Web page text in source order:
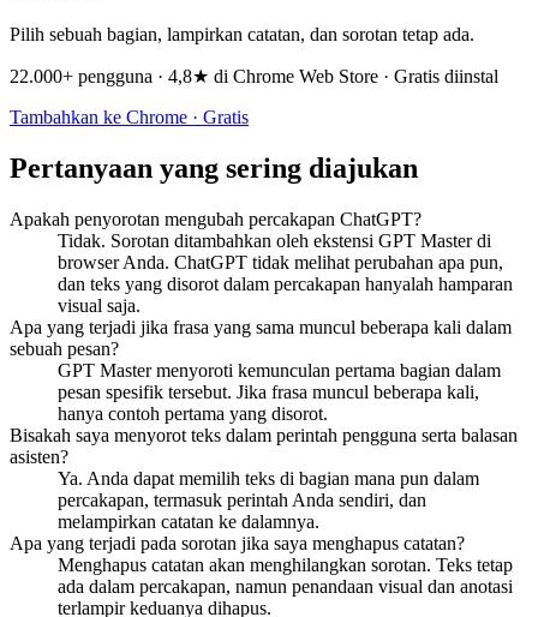
Pilih sebuah bagian, lampirkan catatan, dan sorotan tetap ada.
22.000+ pengguna · 4,8★ di Chrome Web Store · Gratis diinstal
Tambahkan ke Chrome · Gratis
Pertanyaan yang sering diajukan
Apakah penyorotan mengubah percakapan ChatGPT?
Tidak. Sorotan ditambahkan oleh ekstensi GPT Master di
browser Anda. ChatGPT tidak melihat perubahan apa pun,
dan teks yang disorot dalam percakapan hanyalah hamparan
visual saja.
Apa yang terjadi jika frasa yang sama muncul beberapa kali dalam
sebuah pesan?
GPT Master menyoroti kemunculan pertama bagian dalam
pesan spesifik tersebut. Jika frasa muncul beberapa kali,
hanya contoh pertama yang disorot.
Bisakah saya menyorot teks dalam perintah pengguna serta balasan
asisten?
Ya. Anda dapat memilih teks di bagian mana pun dalam
percakapan, termasuk perintah Anda sendiri, dan
melampirkan catatan ke dalamnya.
Apa yang terjadi pada sorotan jika saya menghapus catatan?
Menghapus catatan akan menghilangkan sorotan. Teks tetap
ada dalam percakapan, namun penandaan visual dan anotasi
terlampir keduanya dihapus.